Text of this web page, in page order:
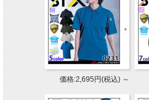
価格:2,695円(税込)～